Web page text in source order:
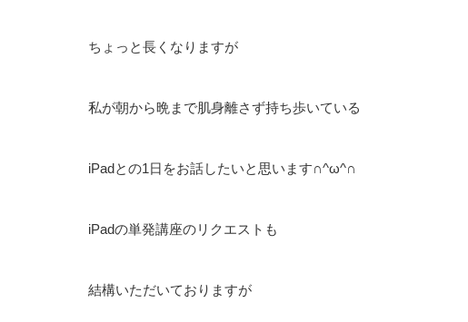
ちょっと長くなりますが
私が朝から晩まで肌身離さず持ち歩いている
iPadとの1日をお話したいと思います∩^ω^∩
iPadの単発講座のリクエストも
結構いただいておりますが